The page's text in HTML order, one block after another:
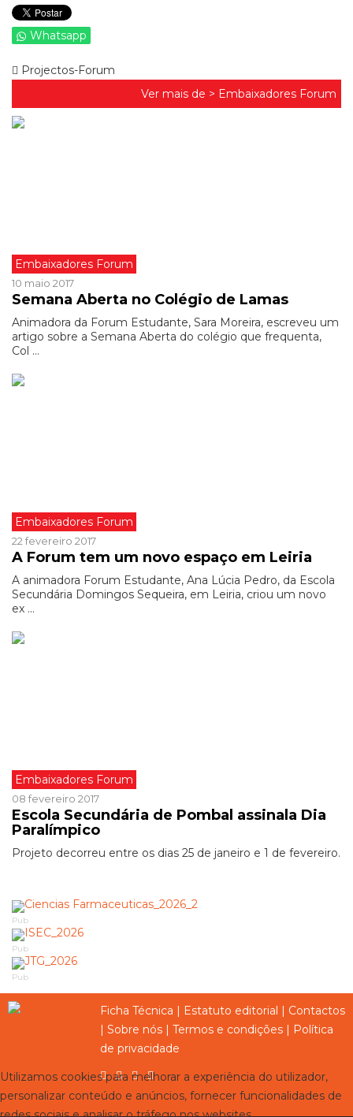
Whatsapp
Projectos-Forum
Ver mais de > Embaixadores Forum
Embaixadores Forum
10 maio 2017
Semana Aberta no Colégio de Lamas
Animadora da Forum Estudante, Sara Moreira, escreveu um
artigo sobre a Semana Aberta do colégio que frequenta,
Col ...
Embaixadores Forum
22 fevereiro 2017
A Forum tem um novo espaço em Leiria
A animadora Forum Estudante, Ana Lúcia Pedro, da Escola
Secundária Domingos Sequeira, em Leiria, criou um novo
ex ...
Embaixadores Forum
08 fevereiro 2017
Escola Secundária de Pombal assinala Dia
Paralímpico
Projeto decorreu entre os dias 25 de janeiro e 1 de fevereiro.
Pub
Pub
Pub
Ficha Técnica | Estatuto editorial | Contactos
| Sobre nós | Termos e condições | Política
de privacidade
Utilizamos cookies para melhorar a experiência do utilizador,
personalizar conteúdo e anúncios, fornecer funcionalidades de